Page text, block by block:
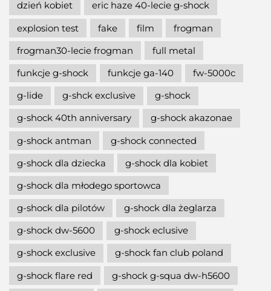
dzień kobiet
eric haze 40-lecie g-shock
explosion test
fake film
frogman
frogman30-lecie frogman
full metal
funkcje g-shock
funkcje ga-140
fw-5000c
g-lide
g-shck exclusive
g-shock
g-shock 40th anniversary
g-shock akazonae
g-shock antman
g-shock connected
g-shock dla dziecka
g-shock dla kobiet
g-shock dla młodego sportowca
g-shock dla pilotów
g-shock dla żeglarza
g-shock dw-5600
g-shock eclusive
g-shock exclusive
g-shock fan club poland
g-shock flare red
g-shock g-squa dw-h5600